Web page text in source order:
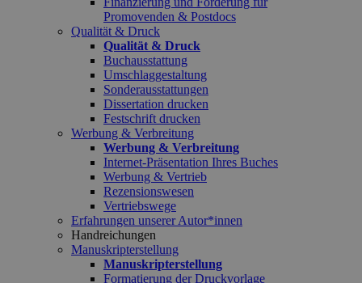
Promovenden & Postdocs
Qualität & Druck
Qualität & Druck
Buchausstattung
Umschlaggestaltung
Sonderausstattungen
Dissertation drucken
Festschrift drucken
Werbung & Verbreitung
Werbung & Verbreitung
Internet-Präsentation Ihres Buches
Werbung & Vertrieb
Rezensionswesen
Vertriebswege
Erfahrungen unserer Autor*innen
Handreichungen
Manuskripterstellung
Manuskripterstellung
Formatierung der Druckvorlage